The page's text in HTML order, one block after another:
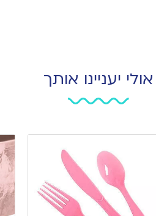
אולי יעניינו אותך